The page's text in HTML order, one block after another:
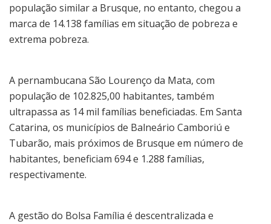
população similar a Brusque, no entanto, chegou a
marca de 14.138 famílias em situação de pobreza e
extrema pobreza.
A pernambucana São Lourenço da Mata, com
população de 102.825,00 habitantes, também
ultrapassa as 14 mil famílias beneficiadas. Em Santa
Catarina, os municípios de Balneário Camboriú e
Tubarão, mais próximos de Brusque em número de
habitantes, beneficiam 694 e 1.288 famílias,
respectivamente.
A gestão do Bolsa Família é descentralizada e